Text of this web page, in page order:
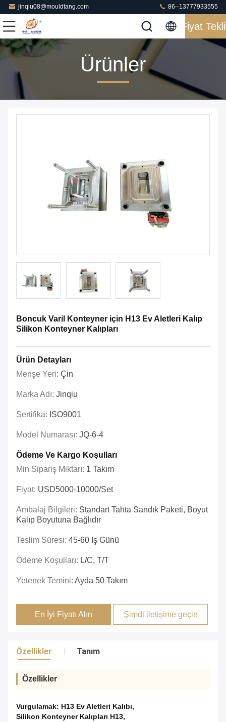
jinqiu08@mouldtang.com 86--13777933555
Fiyat
Ürünler
Boncuk Varil Konteyner için H13 Ev Aletleri Kalıp
Silikon Konteyner Kalıpları
Ürün Detayları
Menşe Yeri: Çin
Marka Adı: Jinqiu
Sertifika: ISO9001
Model Numarası: JQ-6-4
Ödeme Ve Kargo Koşulları
Min Sipariş Miktarı: 1 Takım
Fiyat: USD5000-10000/set
Ambalaj Bilgileri: Standart Tahta Sandık Paketi, Boyut
Kalıp Boyutuna Bağlıdır
Teslim Süresi: 45-60 Iş Günü
Ödeme Koşulları: L/C, T/T
Yetenek Temini: Ayda 50 Takım
En İyi Fiyatı Alın Şimdi iletişime geçin
Özellikler Tanım
Özellikler
Vurgulamak: H13 Ev Aletleri Kalıbı,
Silikon Konteyner Kalıpları H13,